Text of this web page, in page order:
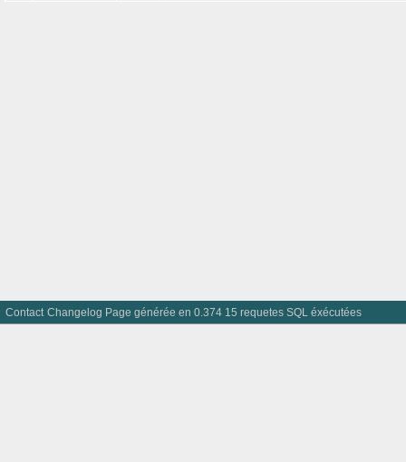
Contact Changelog Page générée en 0.374 15 requetes SQL éxécutées